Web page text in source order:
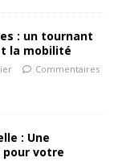
: un tournant
la mobilité
Commentaires
: Une
votre